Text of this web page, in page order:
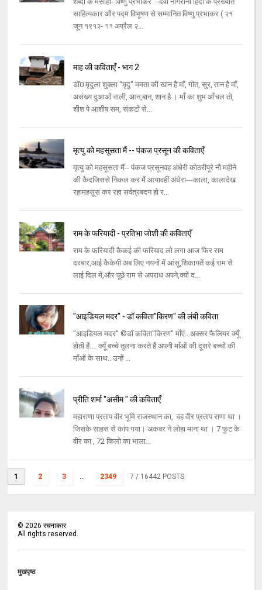
साहित्यकार और पद्म विभूषण से सम्मानित विष्णु प्रभाकर ( २१
जून १९१२- ११ अप्रैल २...
माह की कविताएँ - भाग 2
डॉ0 मृदुला शुक्ला "मृदु" ममता की खान है माँ, गीत, सुर, तान है माँ,
असंख्य दुआओं वाली, आन,बान, शान है । माँ का शुभ आँचल तो,
शीश पे आशीष सम, संकटों से...
मृत्यु को महसूसता मैं -- पंकज प्रसून की कविताएँ
मृत्यु को महसूसता मैं-- पंकज प्रसूनवह अंधेरी कोठरीपूरे नौ महीने
की कैदजिससे निकल कर मैं आयावहीं अंधेरा---काला, कालादेख
रहामहसूस कर रहा सर्वत्रबदन हो र...
राम के फरियादी - प्रतिभा जोशी की कविताएँ
राम के फ़रियादी कैकई की फरियाद लो लगा आज फिर राम
दरबार,आई कैकेयी अब लिए नयनों में आंसू,शिकायतें कई राम से
लाई दिल में,और पूछे राम से अपराध अपने,क्यों द...
"आइडियल मदर" - डॉ कविता"किरण" की लंबी कविता
"आइडियल मदर" ©डॉ कविता"किरण" माँएं.. अक्सर फैलियर क्यूँ
होती हैं.... क्यूँ बच्चे तुलना करते हैं अपनी माँओं की दूसरे बच्चों की
माँओं के साथ.. उन्हें ...
प्रीति शर्मा "असीम " की कविताएँ
महाराणा प्रताप वीर भूमि राजस्थान का, वह वीर प्रताप राणा था ।
जिसके साहस से कांप गया। अकबर ने लोहा माना था । 7 फुट के
वीर का , 72 किलो का भाला...
1 2 3 ... 2349 7 / 16442 POSTS
©2026 रचनाकार
All rights reserved.
मुखपृष्ठ